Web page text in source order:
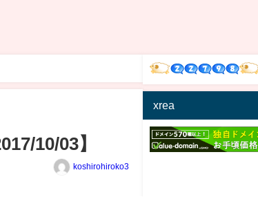
10/03】
koshirohiroko3
xrea